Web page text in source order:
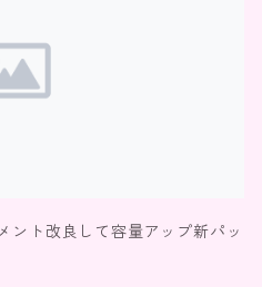
ント改良して容量アップ新パッ